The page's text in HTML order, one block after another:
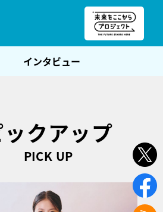
インタビュー
ックアップ
PICK UP